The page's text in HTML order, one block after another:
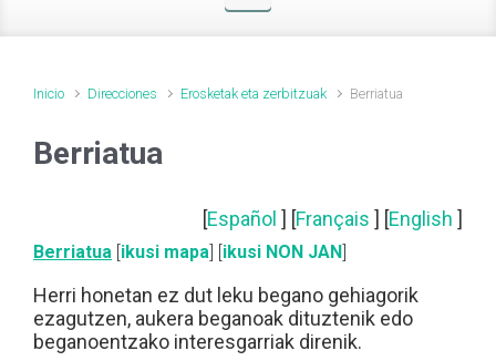
Inicio Direcciones Erosketak eta zerbitzuak Berriatua
Berriatua
[Español ] [Français ] [English ]
Berriatua [ikusi mapa] [ikusi NON JAN]
Herri honetan ez dut leku begano gehiagorik
ezagutzen, aukera beganoak dituztenik edo
beganoentzako interesgarriak direnik.